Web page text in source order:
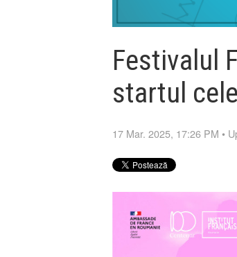
Festivalul
startul
17 Mar. 2025, 17:26 PM •